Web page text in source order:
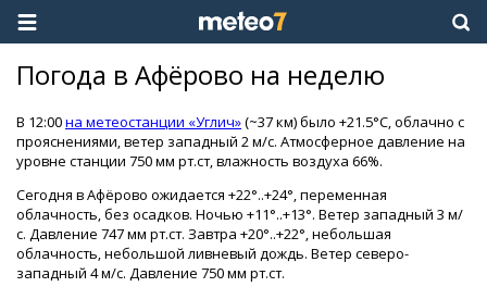
Погода в Афёрово на неделю
В 12:00на метеостанции «Углич»(~37 км) было +21.5°C, облачно с
прояснениями, ветер западный 2 м/с. Атмосферное давление на
уровне станции 750 мм рт.ст, влажность воздуха 66%.
Сегодня в Афёрово ожидается +22°..+24°, переменная
облачность, без осадков. Ночью +11°..+13°. Ветер западный 3 м/
с. Давление 747 мм рт.ст. Завтра +20°..+22°, небольшая
облачность, небольшой ливневый дождь. Ветер северо-
западный 4 м/с. Давление 750 мм рт.ст.